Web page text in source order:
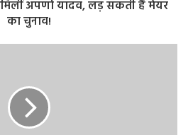
अपर्णा यादव, लड़ सकती हैं मेयर
का चुनाव!